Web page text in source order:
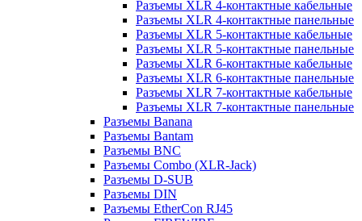
Разъемы XLR 4-контактные кабельные
Разъемы XLR 4-контактные панельные
Разъемы XLR 5-контактные кабельные
Разъемы XLR 5-контактные панельные
Разъемы XLR 6-контактные кабельные
Разъемы XLR 6-контактные панельные
Разъемы XLR 7-контактные кабельные
Разъемы XLR 7-контактные панельные
Разъемы Banana
Разъемы Bantam
Разъемы BNC
Разъемы Combo (XLR-Jack)
Разъемы D-SUB
Разъемы DIN
Разъемы EtherCon RJ45